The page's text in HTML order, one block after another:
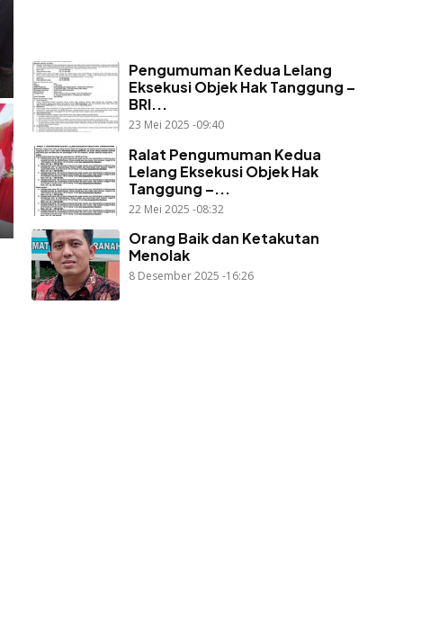
Pengumuman Kedua Lelang
Eksekusi Objek Hak Tanggung –
BRI...
23 Mei 2025 -09:40
Ralat Pengumuman Kedua
Lelang Eksekusi Objek Hak
Tanggung –...
22 Mei 2025 -08:32
Orang Baik dan Ketakutan
Menolak
8 Desember 2025 -16:26